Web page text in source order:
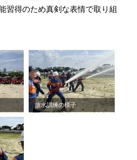
習得のため真剣な表情で取り組
放水訓練の様子